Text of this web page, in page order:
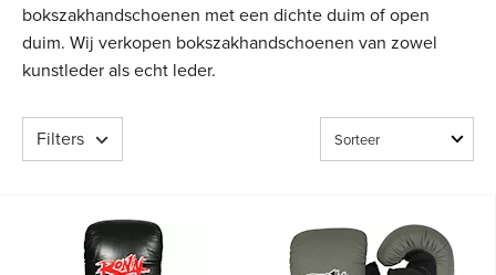
bokszakhandschoenen met een dichte duim of open
duim. Wij verkopen bokszakhandschoenen van zowel
kunstleder als echt leder.
Filters